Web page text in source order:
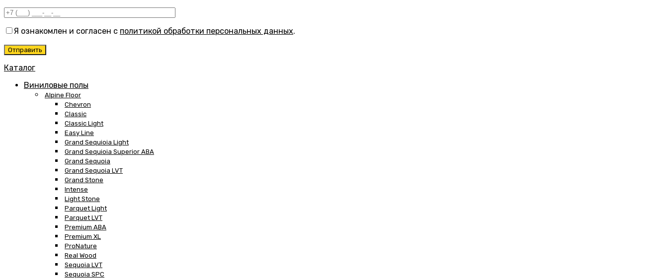
Я ознакомлен и согласен с политикой обработки персональных данных.
Каталог
Виниловые полы
Alpine Floor
Chevron
Classic
Classic Light
Easy Line
Grand Sequioia Light
Grand Sequioia Superior ABA
Grand Sequoia
Grand Sequoia LVT
Grand Stone
Intense
Light Stone
Parquet Light
Parquet LVT
Premium ABA
Premium XL
ProNature
Real Wood
Sequoia LVT
Sequoia SPC